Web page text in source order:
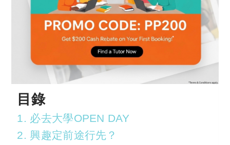
目錄
1. 必去大學OPEN DAY
2. 興趣定前途行先？